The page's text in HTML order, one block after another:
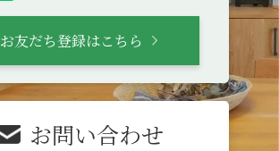
お友だち登録はこちら
お問い合わせ